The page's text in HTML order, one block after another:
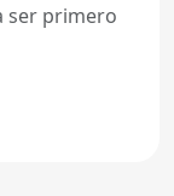
ser primero